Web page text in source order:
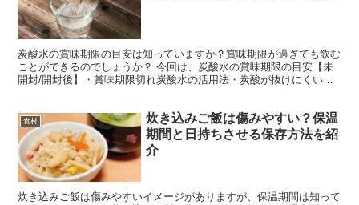
炭酸水の賞味期限の目安は知っていますか？賞味期限が過ぎても飲む
ことができるのでしょうか？ 今回は、炭酸水の賞味期限の目安【未
開封/開封後】・賞味期限切れ炭酸水の活用法・炭酸が抜けにくい保
食材
炊き込みご飯は傷みやすい？保温
期間と日持ちさせる保存方法を紹
介
炊き込みご飯は傷みやすいイメージがありますが、保温期間は知って